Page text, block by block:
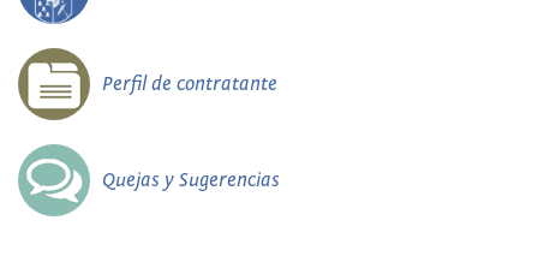
Perfil de contratante
Quejas y Sugerencias